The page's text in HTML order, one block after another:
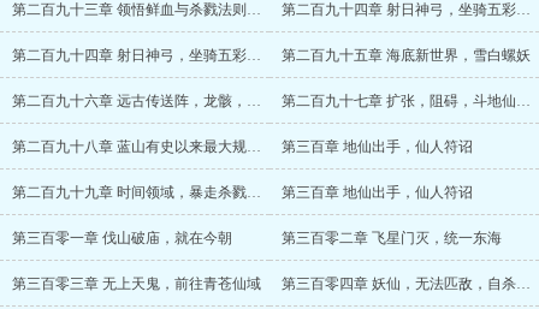
第二百九十三章 领悟鲜血与杀戮法则，献祭 第二百九十四章 射日神弓，坐骑五彩神牛（5.5K）
第二百九十四章 射日神弓，坐骑五彩神牛（5.5K） 第二百九十五章 海底新世界，雪白螺妖
第二百九十六章 远古传送阵，龙骸，未来规划 第二百九十七章 扩张，阻碍，斗地仙（求保底月票）
第二百九十八章 蓝山有史以来最大规模的超级大混战（求月票） 第三百章 地仙出手，仙人符诏
第二百九十九章 时间领域，暴走杀戮（4K） 第三百章 地仙出手，仙人符诏
第三百零一章 伐山破庙，就在今朝 第三百零二章 飞星门灭，统一东海
第三百零三章 无上天鬼，前往青苍仙域 第三百零四章 妖仙，无法匹敌，自杀脱身（4K）